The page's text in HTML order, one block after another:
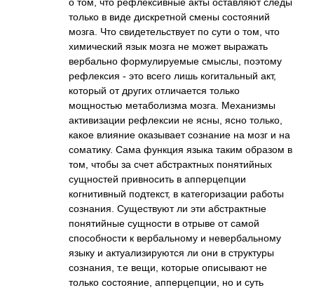
только в виде дискретной смены состояний
мозга. Что свидетельствует по сути о том, что
химический язык мозга не может выражать
вербально формулируемые смыслы, поэтому
рефлексия - это всего лишь когитальный акт,
который от других отличается только
мощностью метаболизма мозга. Механизмы
активизации рефлексии не ясны, ясно только,
какое влияние оказывает сознание на мозг и на
соматику. Сама функция языка таким образом в
том, чтобы за счет абстрактных понятийных
сущностей привносить в апперцепции
когнитивный подтекст, в категоризации работы
сознания. Существуют ли эти абстрактные
понятийные сущности в отрыве от самой
способности к вербальному и невербальному
языку и актуализируются ли они в структуры
сознания, т.е вещи, которые описывают не
только состояние, апперцепции, но и суть